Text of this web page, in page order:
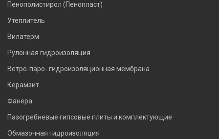
Пенополистирол (Пенопласт)
Утеплитель
Вилатерм
Рулонная гидроизоляция
Ветро-паро- гидроизоляционная мембрана
Керамзит
Фанера
Пазогребневые гипсовые плиты и комплектующие
Обмазочная гидроизоляция